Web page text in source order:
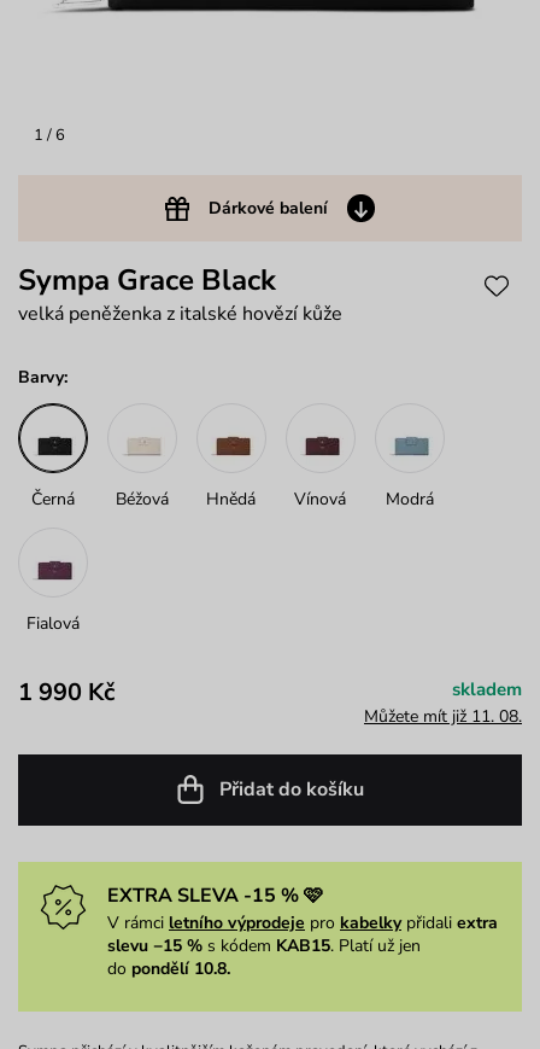
1 / 6
Dárkové balení
Sympa Grace Black
velká peněženka z italské hovězí kůže
Barvy:
Černá Béžová Hnědá Vínová Modrá
Fialová
1 990 Kč skladem
Můžete mít již 11. 08.
Přidat do košíku
EXTRA SLEVA -15 % 🩷
V rámci letního výprodeje pro kabelkypřidali extra
slevu −15 % s kódem KAB15. Platí už jen
do pondělí 10.8.